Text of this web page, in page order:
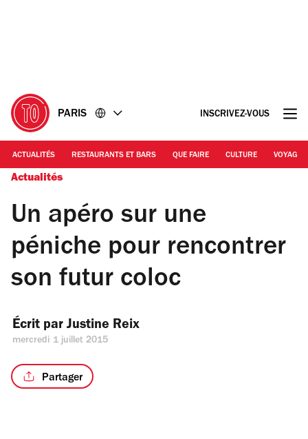
PARIS INSCRIVEZ-VOUS
ACTUALITÉS RESTAURANTS ET BARS QUE FAIRE CULTURE VOYAGE
Actualités
Un apéro sur une
péniche pour rencontrer
son futur coloc
Écrit par Justine Reix
mercredi 1 juillet 2015
Partager